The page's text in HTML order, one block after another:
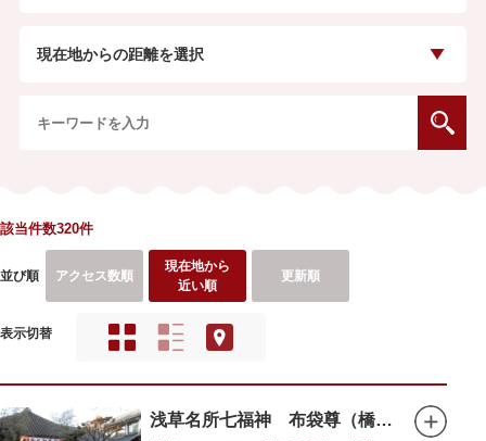
現在地からの距離を選択
該当件数320件
並び順 アクセス数順
現在地から
近い順
更新順
表示切替
浅草名所七福神 布袋尊（橋場不動尊）